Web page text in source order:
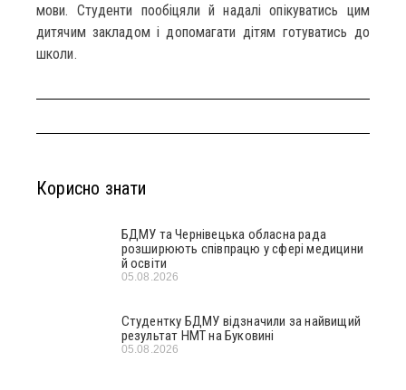
мови. Студенти пообіцяли й надалі опікуватись цим
дитячим закладом і допомагати дітям готуватись до
школи.
Корисно знати
БДМУ та Чернівецька обласна рада
розширюють співпрацю у сфері медицини
й освіти
05.08.2026
Студентку БДМУ відзначили за найвищий
результат НМТ на Буковині
05.08.2026